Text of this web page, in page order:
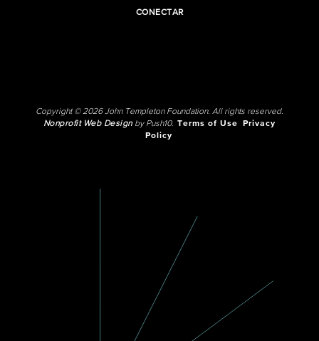
CONECTAR
Copyright © 2026 John Templeton Foundation. All rights reserved.
Nonprofit Web Designby Push10. Terms of Use
Privacy
Policy